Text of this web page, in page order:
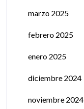
marzo 2025
febrero 2025
enero 2025
diciembre 2024
noviembre 2024